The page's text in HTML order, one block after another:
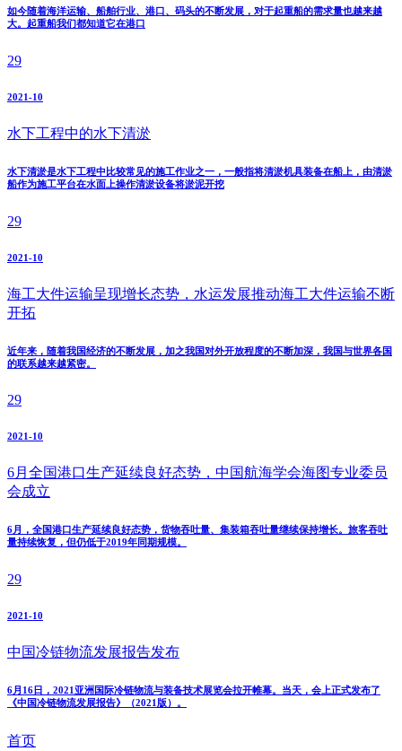
如今随着海洋运输、船舶行业、港口、码头的不断发展，对于起重船的需求量也越来越
大。起重船我们都知道它在港口
29
2021-10
水下工程中的水下清淤
​水下清淤是水下工程中比较常见的施工作业之一，一般指将清淤机具装备在船上，由清淤
船作为施工平台在水面上操作清淤设备将淤泥开挖
29
2021-10
海工大件运输呈现增长态势，水运发展推动海工大件运输不断
开拓
近年来，随着我国经济的不断发展，加之我国对外开放程度的不断加深，我国与世界各国
的联系越来越紧密。
29
2021-10
6月全国港口生产延续良好态势，中国航海学会海图专业委员
会成立
6月，全国港口生产延续良好态势，货物吞吐量、集装箱吞吐量继续保持增长。旅客吞吐
量持续恢复，但仍低于2019年同期规模。
29
2021-10
中国冷链物流发展报告发布
6月16日，2021亚洲国际冷链物流与装备技术展览会拉开帷幕。当天，会上正式发布了
《中国冷链物流发展报告》（2021版）。
首页